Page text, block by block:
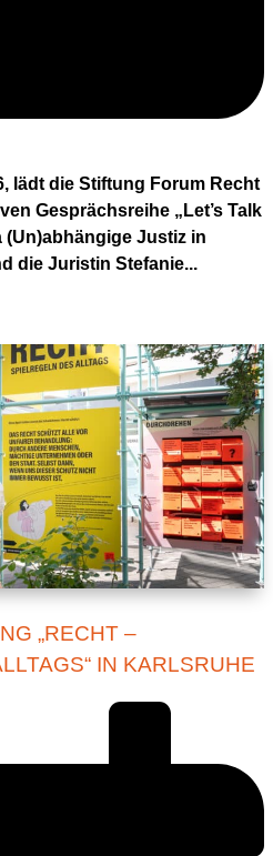
lädt die Stiftung Forum Recht
Gesprächsreihe „Let’s Talk
(Un)abhängige Justiz in
die Juristin Stefanie...
„RECHT –
IN KARLSRUHE